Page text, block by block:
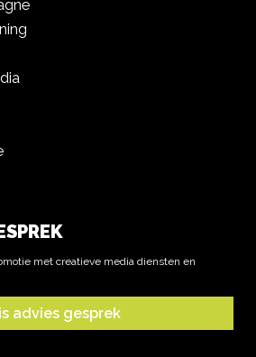
met creatieve media diensten en
advies gesprek